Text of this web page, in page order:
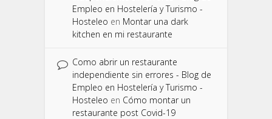
Empleo en Hostelería y Turismo -
Hosteleo en Montar una dark
kitchen en mi restaurante
Como abrir un restaurante
independiente sin errores - Blog de
Empleo en Hostelería y Turismo -
Hosteleo en Cómo montar un
restaurante post Covid-19